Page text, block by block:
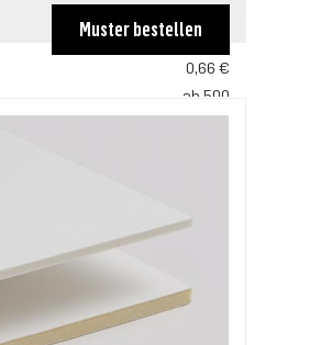
ab 250
0,66 €
ab 500
0,44 €
Muster bestellen